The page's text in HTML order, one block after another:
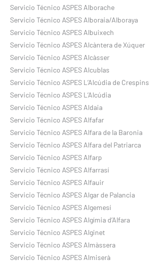
Servicio Técnico ASPES Alborache
Servicio Técnico ASPES Alboraia/Alboraya
Servicio Técnico ASPES Albuixech
Servicio Técnico ASPES Alcàntera de Xúquer
Servicio Técnico ASPES Alcàsser
Servicio Técnico ASPES Alcublas
Servicio Técnico ASPES L’Alcúdia de Crespins
Servicio Técnico ASPES L’Alcúdia
Servicio Técnico ASPES Aldaia
Servicio Técnico ASPES Alfafar
Servicio Técnico ASPES Alfara de la Baronia
Servicio Técnico ASPES Alfara del Patriarca
Servicio Técnico ASPES Alfarp
Servicio Técnico ASPES Alfarrasí
Servicio Técnico ASPES Alfauir
Servicio Técnico ASPES Algar de Palancia
Servicio Técnico ASPES Algemesí
Servicio Técnico ASPES Algímia d’Alfara
Servicio Técnico ASPES Alginet
Servicio Técnico ASPES Almàssera
Servicio Técnico ASPES Almiserà